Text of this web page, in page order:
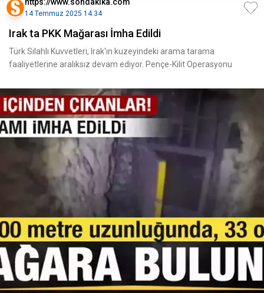
14 Temmuz 2025 14:34
Irak ta PKK Mağarası İmha Edildi
Türk Silahlı Kuvvetleri, Irak'ın kuzeyindeki arama tarama
faaliyetlerine aralıksız devam ediyor. Pençe-Kilit Operasyonu